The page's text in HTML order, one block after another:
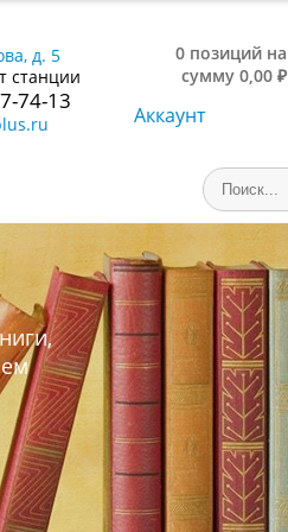
д. 5
станции
74-13
0 позиций на
сумму 0,00 ₽
Аккаунт